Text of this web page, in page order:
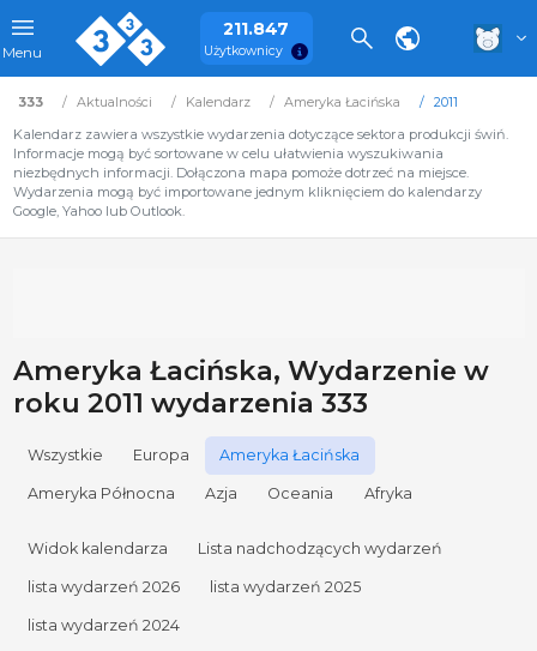
Menu
211.847
Użytkownicy
333 Aktualności Kalendarz Ameryka Łacińska
2011
Kalendarz zawiera wszystkie wydarzenia dotyczące sektora produkcji świń.
Informacje mogą być sortowane w celu ułatwienia wyszukiwania
niezbędnych informacji. Dołączona mapa pomoże dotrzeć na miejsce.
Wydarzenia mogą być importowane jednym kliknięciem do kalendarzy
Google, Yahoo lub Outlook.
Ameryka Łacińska, Wydarzenie w
roku 2011 wydarzenia 333
Wszystkie Europa Ameryka Łacińska
Ameryka Północna Azja Oceania Afryka
Widok kalendarza Lista nadchodzących wydarzeń
lista wydarzeń 2026 lista wydarzeń 2025
lista wydarzeń 2024